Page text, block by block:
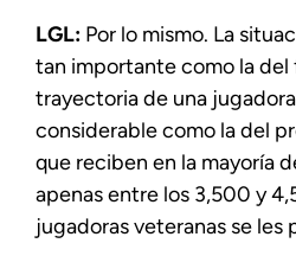
LGL: Por lo mismo. La
tan importante como la del
trayectoria de una
considerable como la del
que reciben en la mayoría
apenas entre los 3,500 y
jugadoras veteranas se les